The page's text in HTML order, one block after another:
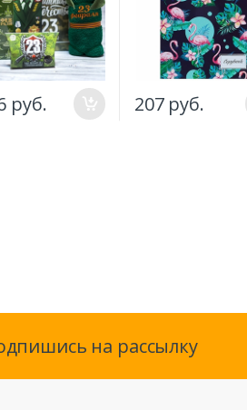
руб. 207 руб.
на рассылку